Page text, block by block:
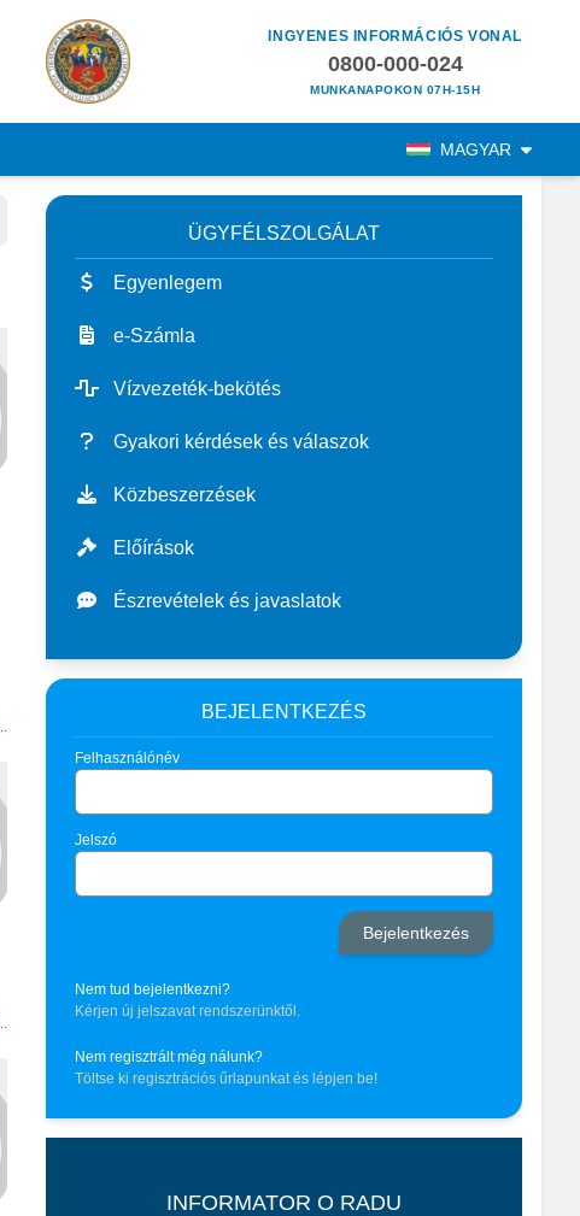
INGYENES INFORMÁCIÓS VONAL
0800-000-024
MUNKANAPOKON 07H-15H
MAGYAR
ÜGYFÉLSZOLGÁLAT
Egyenlegem
e-Számla
Vízvezeték-bekötés
Gyakori kérdések és válaszok
Közbeszerzések
Előírások
Észrevételek és javaslatok
BEJELENTKEZÉS
Felhasználónév
Jelszó
Nem tud bejelentkezni?
Kérjen új jelszavat rendszerünktől.
Nem regisztrált még nálunk?
Töltse ki regisztrációs űrlapunkat és lépjen be!
INFORMATOR O RADU